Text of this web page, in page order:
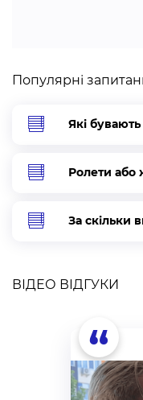
Популярні
Які
Ролети або
За скільки
ВІДЕО ВІДГУКИ
“